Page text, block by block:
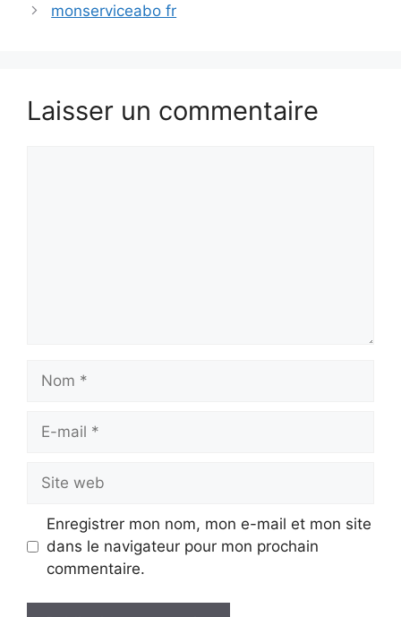
monserviceabo fr
Laisser un commentaire
mail
web
Enregistrer mon nom, mon e-mail et mon site
dans le navigateur pour mon prochain
commentaire.